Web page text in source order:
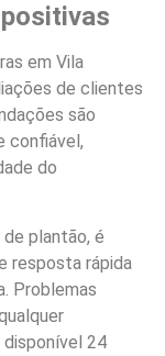
em Vila
de clientes
são
confiável,
do
plantão, é
resposta rápida
Problemas
24